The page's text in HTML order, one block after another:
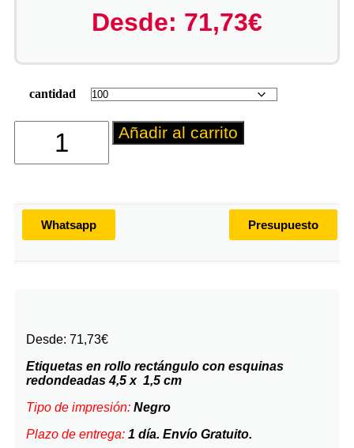
Desde: 71,73€
cantidad
Añadir al carrito
Whatsapp Presupuesto
Desde: 71,73€
Etiquetas en rollo rectángulo con esquinas
redondeadas 4,5 x 1,5 cm
Tipo de impresión: Negro
Plazo de entrega: 1 día. Envío Gratuito.